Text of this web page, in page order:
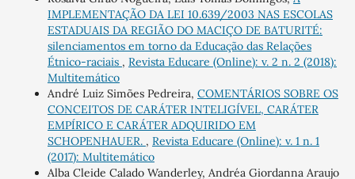
IMPLEMENTAÇÃO DA LEI 10.639/2003 NAS ESCOLAS
ESTADUAIS DA REGIÃO DO MACIÇO DE BATURITÉ:
silenciamentos em torno da Educação das Relações
Étnico-raciais , Revista Educare (Online): v. 2 n. 2 (2018):
Multitemático
André Luiz Simões Pedreira, COMENTÁRIOS SOBRE OS
CONCEITOS DE CARÁTER INTELIGÍVEL, CARÁTER
EMPÍRICO E CARÁTER ADQUIRIDO EM
SCHOPENHAUER. , Revista Educare (Online): v. 1 n. 1
(2017): Multitemático
Alba Cleide Calado Wanderley, Andréa Giordanna Araujo